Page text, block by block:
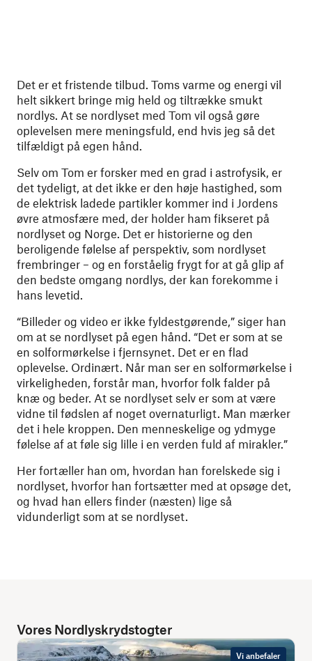
Det er et fristende tilbud. Toms varme og energi vil
helt sikkert bringe mig held og tiltrække smukt
nordlys. At se nordlyset med Tom vil også gøre
oplevelsen mere meningsfuld, end hvis jeg så det
tilfældigt på egen hånd.
Selv om Tom er forsker med en grad i astrofysik, er
det tydeligt, at det ikke er den høje hastighed, som
de elektrisk ladede partikler kommer ind i Jordens
øvre atmosfære med, der holder ham fikseret på
nordlyset og Norge. Det er historierne og den
beroligende følelse af perspektiv, som nordlyset
frembringer – og en forståelig frygt for at gå glip af
den bedste omgang nordlys, der kan forekomme i
hans levetid.
“Billeder og video er ikke fyldestgørende,” siger han
om at se nordlyset på egen hånd. “Det er som at se
en solformørkelse i fjernsynet. Det er en flad
oplevelse. Ordinært. Når man ser en solformørkelse i
virkeligheden, forstår man, hvorfor folk falder på
knæ og beder. At se nordlyset selv er som at være
vidne til fødslen af noget overnaturligt. Man mærker
det i hele kroppen. Den menneskelige og ydmyge
følelse af at føle sig lille i en verden fuld af mirakler.”
Her fortæller han om, hvordan han forelskede sig i
nordlyset, hvorfor han fortsætter med at opsøge det,
og hvad han ellers finder (næsten) lige så
vidunderligt som at se nordlyset.
Vores Nordlyskrydstogter
Vi anbefaler